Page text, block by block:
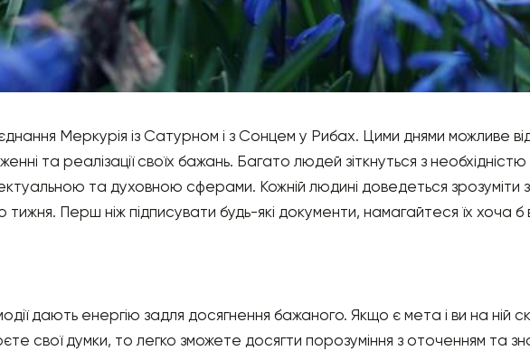
Меркурія із Сатурном і з Сонцем у Рибах. Цими днями можливе
та реалізації своїх бажань. Багато людей зіткнуться з
та духовною сферами. Кожній людині доведеться зрозуміти
тижня. Перш ніж підписувати будь-які документи, намагайтеся їх хоча б
дають енергію задля досягнення бажаного. Якщо є мета і ви на ній
свої думки, то легко зможете досягти порозуміння з оточенням та